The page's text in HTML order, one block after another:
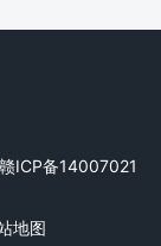
赣ICP备14007021
地图